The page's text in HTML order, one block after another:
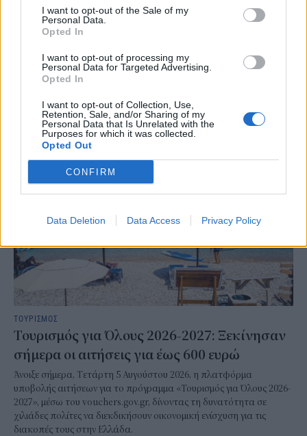
I want to opt-out of the Sale of my
Personal Data.
Opted In
I want to opt-out of processing my
Personal Data for Targeted Advertising.
Opted In
I want to opt-out of Collection, Use,
Retention, Sale, and/or Sharing of my
Personal Data that Is Unrelated with the
Purposes for which it was collected.
Opted Out
CONFIRM
Data Deletion Data Access Privacy Policy
ελληνικά νησιά
τουρίστες
ΣΧΕΤΙΚΑ
ΤΟΥΡΙΣΜΟΣ
Τουρισμός για Όλους 2026-2027: Ξεκίνησαν
σήμερα οι αιτήσεις για έως 600 ευρώ
Άνοιξε σήμερα, Τετάρτη 5 Αυγούστου 2026, η πλατφόρμα
υποβολής αιτήσεων για το πρόγραμμα «Τουρισμός για Όλους 2026-
2027», μέσω του vouchers.gov.gr, δίνοντας τη δυνατότητα σε
χιλιάδες πολίτες να διεκδικήσουν οικονομική ενίσχυση για τις
διακοπές τους στην Ελλάδα.